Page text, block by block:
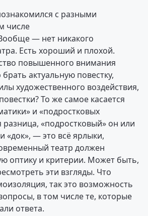
с разными
числе
— нет никакого
Есть хороший и плохой.
повышенного внимания
актуальную повестку,
художественного воздействия,
То же самое касается
и «подростковых
разница, «подростковый» он или
«док», — это всё ярлыки,
театр должен
оптику и критерии. Может быть,
эти взгляды. Что
так это возможность
в том числе те, которые
ответа.